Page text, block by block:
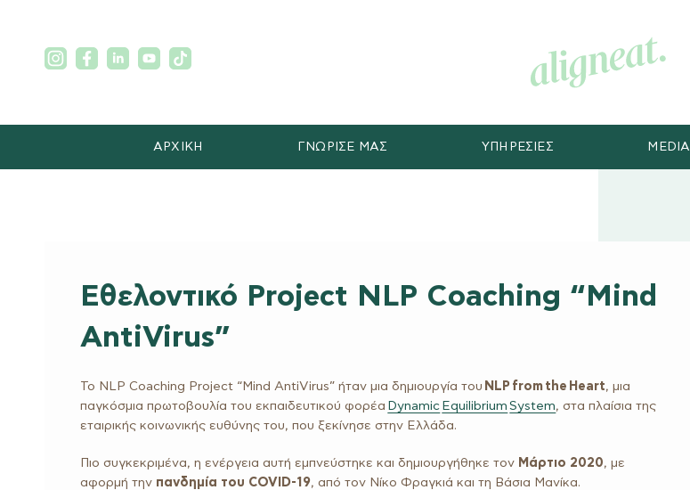
ΑΡΧΙΚΗ ΓΝΩΡΙΣΕ ΜΑΣ ΥΠΗΡΕΣΙΕΣ MEDIA
Εθελοντικό Project NLP Coaching “Mind
AntiVirus”
Το NLP Coaching Project “Mind AntiVirus” ήταν μια δημιουργία του NLP from the Heart, μια
παγκόσμια πρωτοβουλία του εκπαιδευτικού φορέα Dynamic Equilibrium System, στα πλαίσια της
εταιρικής κοινωνικής ευθύνης του, που ξεκίνησε στην Ελλάδα.
Πιο συγκεκριμένα, η ενέργεια αυτή εμπνεύστηκε και δημιουργήθηκε τον Μάρτιο 2020, με
αφορμή την πανδημία του COVID-19, από τον Νίκο Φραγκιά και τη Βάσια Μανίκα.